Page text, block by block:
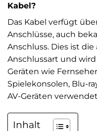
Kabel?
Das Kabel verfügt
Anschlüsse, auch
Anschluss. Dies ist
Anschlussart und
Geräten wie
Spielekonsolen, Blu-
AV-Geräten
Inhalt